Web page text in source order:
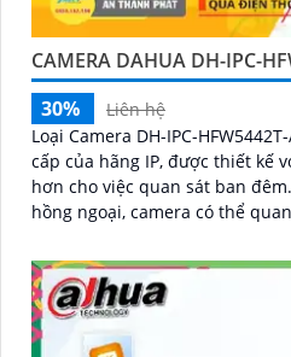
CAMERA DAHUA DH-IPC-
30%
Liên hệ
Loại Camera DH-IPC-
cấp của hãng IP, được thiết kế
hơn cho việc quan sát ban đêm. Với khả năng công nghệ
hồng ngoại, camera có thể